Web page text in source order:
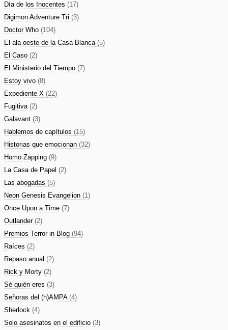
Día de los Inocentes (17)
Digimon Adventure Tri (3)
Doctor Who (104)
El ala oeste de la Casa Blanca (5)
El Caso (2)
El Ministerio del Tiempo (7)
Estoy vivo (8)
Expediente X (22)
Fugitiva (2)
Galavant (3)
Hablemos de capítulos (15)
Historias que emocionan (32)
Homo Zapping (9)
La Casa de Papel (2)
Las abogadas (5)
Neon Genesis Evangelion (1)
Once Upon a Time (7)
Outlander (2)
Premios Terror in Blog (94)
Raíces (2)
Repaso anual (2)
Rick y Morty (2)
Sé quién eres (3)
Señoras del (h)AMPA (4)
Sherlock (4)
Solo asesinatos en el edificio (3)